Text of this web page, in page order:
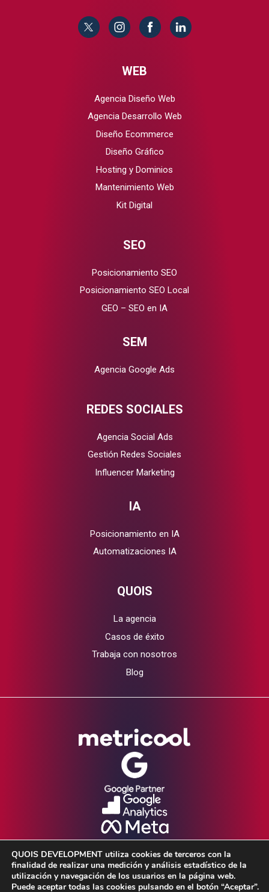
WEB
Agencia Diseño Web
Agencia Desarrollo Web
Diseño Ecommerce
Diseño Gráfico
Hosting y Dominios
Mantenimiento Web
Kit Digital
SEO
Posicionamiento SEO
Posicionamiento SEO Local
GEO – SEO en IA
SEM
Agencia Google Ads
REDES SOCIALES
Agencia Social Ads
Gestión Redes Sociales
Influencer Marketing
IA
Posicionamiento en IA
Automatizaciones IA
QUOIS
La agencia
Casos de éxito
Trabaja con nosotros
Blog
QUOIS DEVELOPMENT utiliza cookies de terceros con la
finalidad de realizar una medición y análisis estadístico de la
utilización y navegación de los usuarios en la página web.
Puede aceptar todas las cookies pulsando en el botón “Aceptar”.